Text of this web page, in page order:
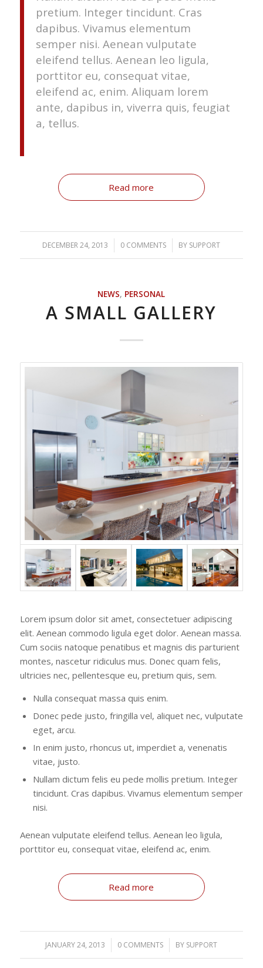
pretium. Integer tincidunt. Cras
dapibus. Vivamus elementum
semper nisi. Aenean vulputate
eleifend tellus. Aenean leo ligula,
porttitor eu, consequat vitae,
eleifend ac, enim. Aliquam lorem
ante, dapibus in, viverra quis, feugiat
a, tellus.
Read more
DECEMBER 24, 2013
/ 0 COMMENTS
/ BY SUPPORT
NEWS, PERSONAL
A SMALL GALLERY
Lorem ipsum dolor sit amet, consectetuer adipiscing
elit. Aenean commodo ligula eget dolor. Aenean massa.
Cum sociis natoque penatibus et magnis dis parturient
montes, nascetur ridiculus mus. Donec quam felis,
ultricies nec, pellentesque eu, pretium quis, sem.
Nulla consequat massa quis enim.
Donec pede justo, fringilla vel, aliquet nec, vulputate
eget, arcu.
In enim justo, rhoncus ut, imperdiet a, venenatis
vitae, justo.
Nullam dictum felis eu pede mollis pretium. Integer
tincidunt. Cras dapibus. Vivamus elementum semper
nisi.
Aenean vulputate eleifend tellus. Aenean leo ligula,
porttitor eu, consequat vitae, eleifend ac, enim.
Read more
JANUARY 24, 2013
/ 0 COMMENTS
/ BY SUPPORT